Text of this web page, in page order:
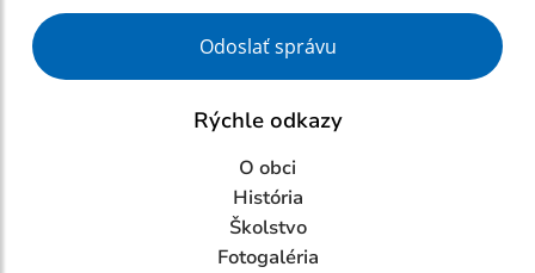
Google reCaptcha Response
Odoslať správu
Rýchle odkazy
O obci
História
Školstvo
Fotogaléria